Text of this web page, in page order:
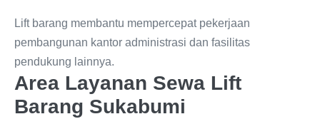
Lift barang membantu mempercepat pekerjaan
pembangunan kantor administrasi dan fasilitas
pendukung lainnya.
Area Layanan Sewa Lift
Barang Sukabumi